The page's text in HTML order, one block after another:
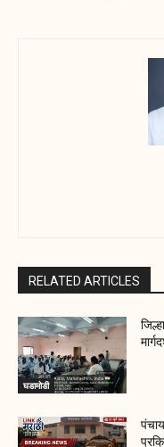
RELATED ARTICLES
घडामोडी